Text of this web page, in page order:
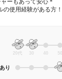
ーもあって安心＊
の使用経験がある方！
20代 30 40 50
り